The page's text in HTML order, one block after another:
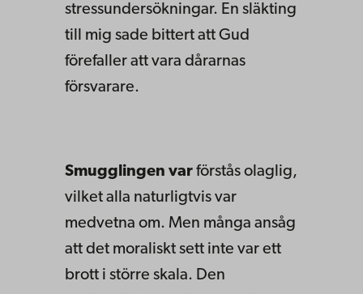
stressundersökningar. En släkting
till mig sade bittert att Gud
förefaller att vara dårarnas
försvarare.
Smugglingen var förstås olaglig,
vilket alla naturligtvis var
medvetna om. Men många ansåg
att det moraliskt sett inte var ett
brott i större skala. Den